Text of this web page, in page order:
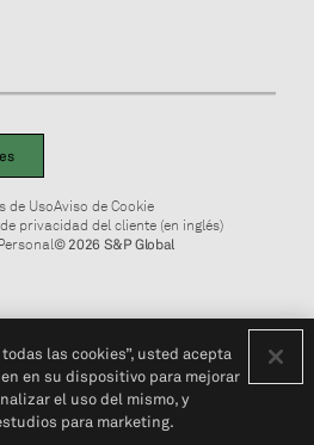
de UsoAviso de Cookie
privacidad del cliente (en inglés)
© 2026 S&P Global
las cookies”, usted acepta
en su dispositivo para mejorar
el uso del mismo, y
para marketing.